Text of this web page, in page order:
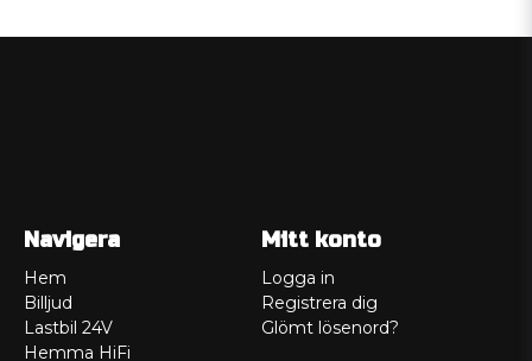
Navigera
Hem
Billjud
Lastbil 24V
Hemma HiFi
Mitt konto
Logga in
Registrera dig
Glömt lösenord?